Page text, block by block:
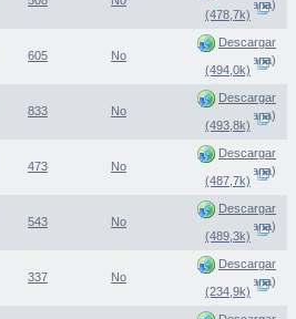
(478,7k)
(Abre una nueva ventana)
605 No
Descargar
(494,0k)
(Abre una nueva ventana)
833 No
Descargar
(493,8k)
(Abre una nueva ventana)
473 No
Descargar
(487,7k)
(Abre una nueva ventana)
543 No
Descargar
(489,3k)
(Abre una nueva ventana)
337 No
Descargar
(234,9k)
(Abre una nueva ventana)